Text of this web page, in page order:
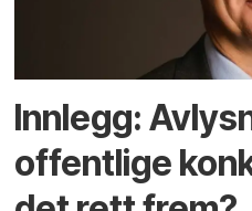
Innlegg:
offentlige